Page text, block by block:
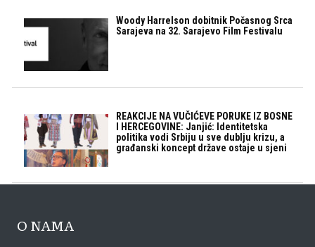
Woody Harrelson dobitnik Počasnog Srca
Sarajeva na 32. Sarajevo Film Festivalu
REAKCIJE NA VUČIĆEVE PORUKE IZ BOSNE
I HERCEGOVINE: Janjić: Identitetska
politika vodi Srbiju u sve dublju krizu, a
građanski koncept države ostaje u sjeni
O NAMA